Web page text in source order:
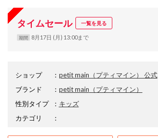
タイムセール 一覧を見る
期間 8月17日 (月) 13:00まで
ショップ ： petit main（プティマイン） 公式
ブランド
： petit main （プティマイン）
性別タイプ
： キッズ
カテゴリ
：